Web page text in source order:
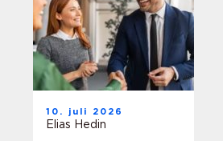
10. juli 2026
Elias Hedin